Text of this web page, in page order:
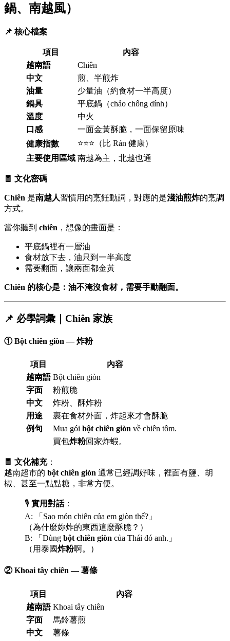
鍋、南越風）
📌 核心檔案
項目
內容
越南語
Chiên
中文
煎、半煎炸
油量
少量油（約食材一半高度）
鍋具
平底鍋（chảo chống dính）
溫度
中火
口感
一面金黃酥脆，一面保留原味
健康指數
⭐⭐⭐（比 Rán 健康）
主要使用區域 南越為主，北越也通
🧧 文化密碼
Chiên 是南越人習慣用的烹飪動詞，對應的是淺油煎炸的烹調
方式。
當你聽到 chiên ，想像的畫面是：
平底鍋裡有一層油
食材放下去，油只到一半高度
需要翻面，讓兩面都金黃
Chiên 的核心是：油不淹沒食材，需要手動翻面。
📌 必學詞彙｜Chiên 家族
① Bột chiên giòn — 炸粉
項目
內容
越南語 Bột chiên giòn
字面
粉煎脆
中文
炸粉、酥炸粉
用途
裹在食材外面，炸起來才會酥脆
例句
Mua gói bột chiên giòn về chiên tôm.
買包炸粉回家炸蝦。
🧧 文化補充：
越南超市的 bột chiên giòn 通常已經調好味，裡面有鹽、胡
椒、甚至一點點糖，非常方便。
🎙️ 實用對話：
A: 「Sao món chiên của em giòn thế?」
（為什麼妳炸的東西這麼酥脆？）
B: 「Dùng bột chiên giòn của Thái đó anh.」
（用泰國炸粉啊。）
② Khoai tây chiên — 薯條
項目
內容
越南語 Khoai tây chiên
字面
馬鈴薯煎
中文
薯條